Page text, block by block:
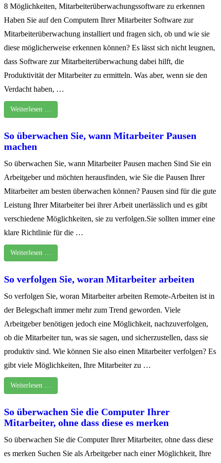
8 Möglichkeiten, Mitarbeiterüberwachungssoftware zu erkennen
Haben Sie auf den Computern Ihrer Mitarbeiter Software zur
Mitarbeiterüberwachung installiert und fragen sich, ob und wie sie
diese möglicherweise erkennen können? Es lässt sich nicht leugnen,
dass Software zur Mitarbeiterüberwachung dabei hilft, die
Produktivität der Mitarbeiter zu ermitteln. Was aber, wenn sie den
Verdacht haben, …
Weiterlesen …
So überwachen Sie, wann Mitarbeiter Pausen
machen
So überwachen Sie, wann Mitarbeiter Pausen machen Sind Sie ein
Arbeitgeber und möchten herausfinden, wie Sie die Pausen Ihrer
Mitarbeiter am besten überwachen können? Pausen sind für die gute
Leistung Ihrer Mitarbeiter bei ihrer Arbeit unerlässlich und es gibt
verschiedene Möglichkeiten, sie zu verfolgen.Sie sollten immer eine
klare Richtlinie für die …
Weiterlesen …
So verfolgen Sie, woran Mitarbeiter arbeiten
So verfolgen Sie, woran Mitarbeiter arbeiten Remote-Arbeiten ist in
der Belegschaft immer mehr zum Trend geworden. Viele
Arbeitgeber benötigen jedoch eine Möglichkeit, nachzuverfolgen,
ob die Mitarbeiter tun, was sie sagen, und sicherzustellen, dass sie
produktiv sind. Wie können Sie also einen Mitarbeiter verfolgen? Es
gibt viele Möglichkeiten, Ihre Mitarbeiter zu …
Weiterlesen …
So überwachen Sie die Computer Ihrer
Mitarbeiter, ohne dass diese es merken
So überwachen Sie die Computer Ihrer Mitarbeiter, ohne dass diese
es merken Suchen Sie als Arbeitgeber nach einer Möglichkeit, Ihre